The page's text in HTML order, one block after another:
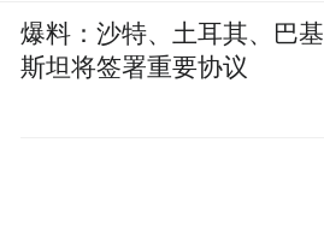
爆料：沙特、土耳其、巴基
斯坦将签署重要协议